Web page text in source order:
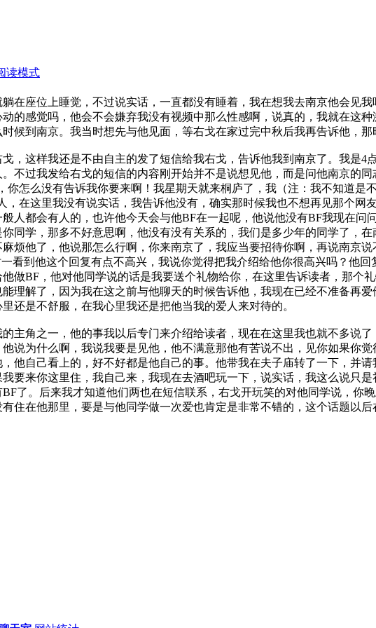
读模式
在座位上睡觉，不过说实话，一直都没有睡着，我在想我去南京他会见
的感觉吗，他会不会嫌弃我没有视频中那么性感啊，说真的，我就在这
候到南京。我当时想先与他见面，等右戈在家过完中秋后我再告诉他，那
，这样我还是不由自主的发了短信给我右戈，告诉他我到南京了。我是4
不过我发给右戈的短信的内容刚开始并不是说想见他，而是问他南京的
怎么没有告诉我你要来啊！我星期天就来桐庐了，我（注：我不知道是
在这里我没有说实话，我告诉他没有，确实那时候我也不想再见那个网
人都会有人的，也许他今天会与他BF在一起呢，他说他没有BF我现在问
同学，那多不好意思啊，他没有没有关系的，我们是多少年的同学了，
烦他了，他说那怎么行啊，你来南京了，我应当要招待你啊，再说南京
看到他这个回复有点不高兴，我说你觉得把我介绍给他你很高兴吗？他
做BF，他对他同学说的话是我要送个礼物给你，在这里告诉读者，那个
理解了，因为我在这之前与他聊天的时候告诉他，我现在已经不准备再
还是不舒服，在我心里我还是把他当我的爱人来对待的。
主角之一，他的事我以后专门来介绍给读者，现在在这里我也就不多说
说为什么啊，我说我要是见他，他不满意那他有苦说不出，见你如果你
他自己看上的，好不好都是他自己的事。他带我在夫子庙转了一下，并
要来你这里住，我自己来，我现在去酒吧玩一下，说实话，我这么说只
了。后来我才知道他们两也在短信联系，右戈开玩笑的对他同学说，你
住在他那里，要是与他同学做一次爱也肯定是非常不错的，这个话题以后